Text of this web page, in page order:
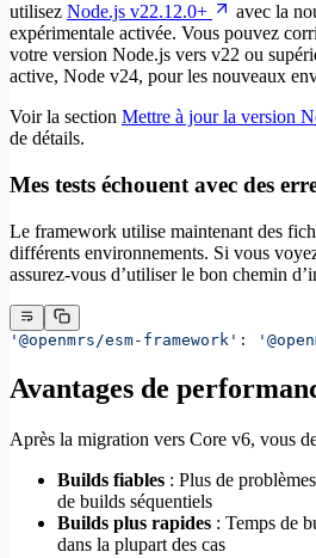
utilisez Node.js v22.12.0+
avec la
expérimentale activée. Vous pouvez
votre version Node.js vers v22 ou
active, Node v24, pour les nouveaux
Voir la section Mettre à jour la version
de détails.
Mes tests échouent avec des
Le framework utilise maintenant des
différents environnements. Si vous
assurez-vous d’utiliser le bon chemin
'@openmrs/esm-framework' :
Avantages de
Après la migration vers Core v6, vous
Builds fiables : Plus de
de builds séquentiels
Builds plus rapides : Temps de
dans la plupart des cas